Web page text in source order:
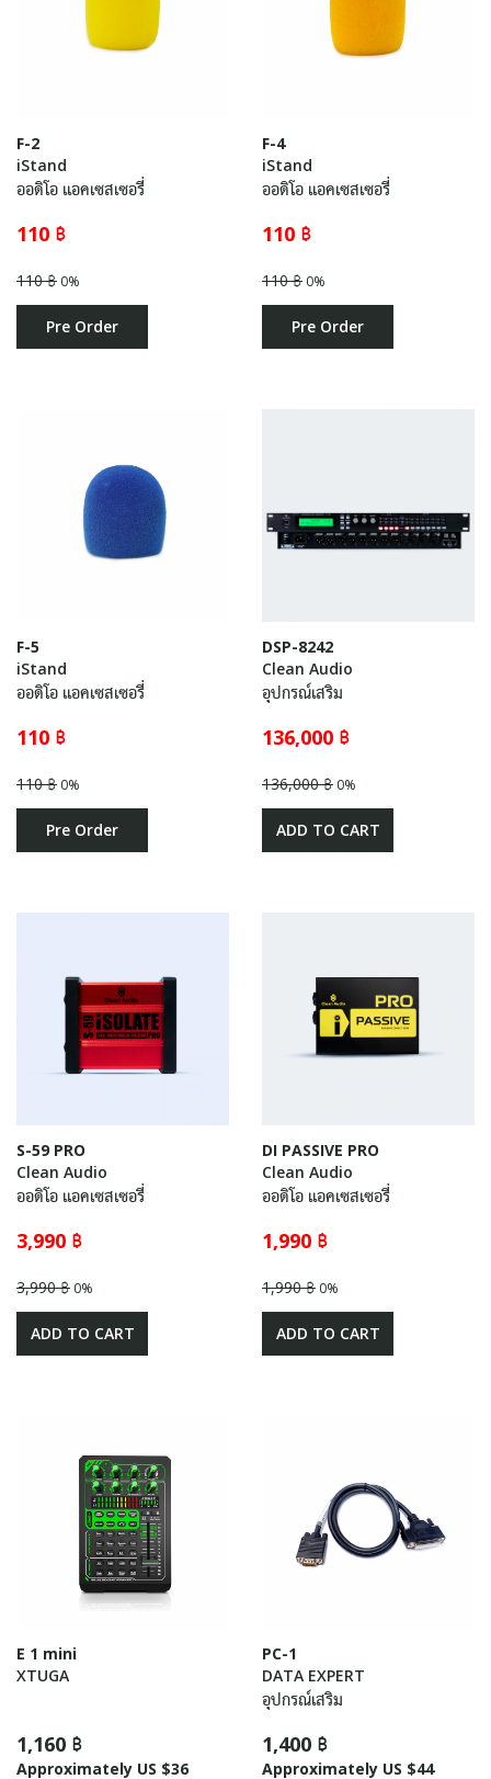
F-2
iStand
ออดิโอ แอคเซสเซอรี่
110 ฿
110 ฿ 0%
Pre Order
F-4
iStand
ออดิโอ แอคเซสเซอรี่
110 ฿
110 ฿ 0%
Pre Order
F-5
iStand
ออดิโอ แอคเซสเซอรี่
110 ฿
110 ฿ 0%
Pre Order
DSP-8242
Clean Audio
อุปกรณ์เสริม
136,000 ฿
136,000 ฿ 0%
ADD TO CART
S-59 PRO
Clean Audio
ออดิโอ แอคเซสเซอรี่
3,990 ฿
3,990 ฿ 0%
ADD TO CART
DI PASSIVE PRO
Clean Audio
ออดิโอ แอคเซสเซอรี่
1,990 ฿
1,990 ฿ 0%
ADD TO CART
E 1 mini
XTUGA
1,160 ฿
Approximately US $36
PC-1
DATA EXPERT
อุปกรณ์เสริม
1,400 ฿
Approximately US $44